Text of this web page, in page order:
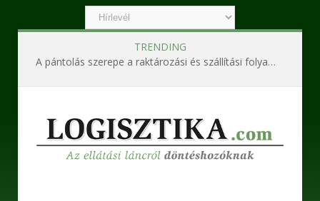
TRENDING
A pántolás szerepe a raktározási és szállítási folyamatokban